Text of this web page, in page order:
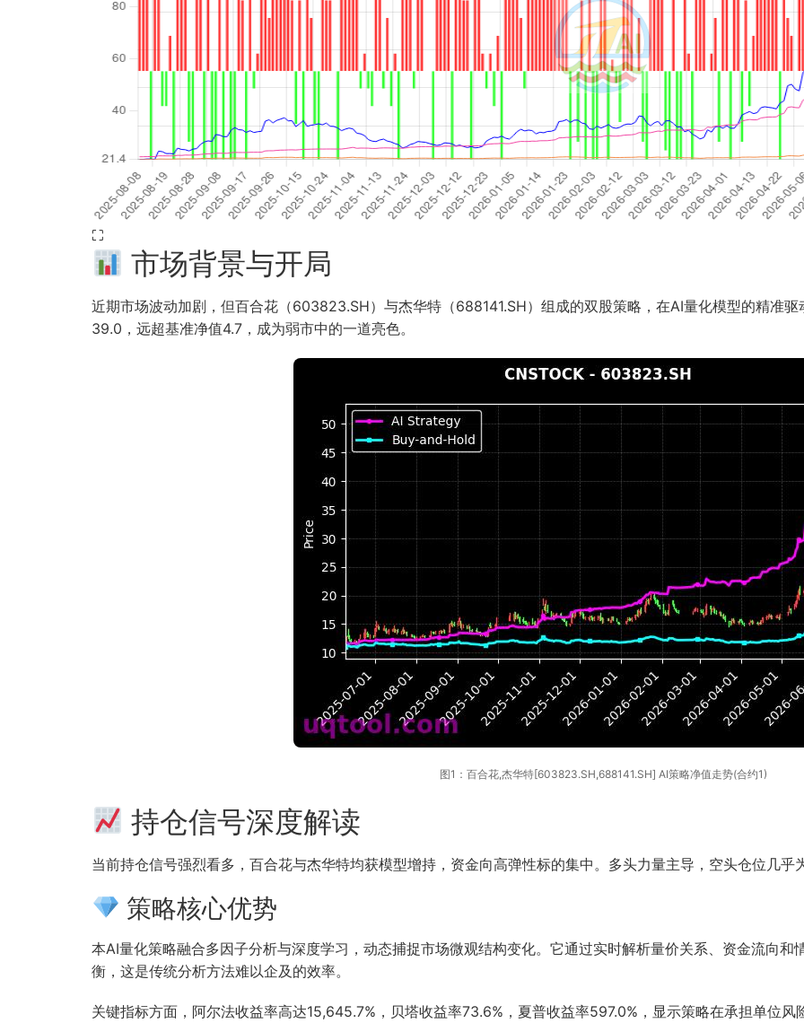
⛶
市场背景与开局
近期市场波动加剧，但百合花（603823.SH）与杰华特（688141.SH）组成的双股策略，在AI量化模型的精准
39.0，远超基准净值4.7，成为弱市中的一道亮色。
图1：百合花,杰华特[603823.SH,688141.SH] AI策略净值走势(合约1)
持仓信号深度解读
当前持仓信号强烈看多，百合花与杰华特均获模型增持，资金向高弹性标的集中。多头力量主导，空头仓位几
策略核心优势
本AI量化策略融合多因子分析与深度学习，动态捕捉市场微观结构变化。它通过实时解析量价关系、资金流向
衡，这是传统分析方法难以企及的效率。
关键指标方面，阿尔法收益率高达15,645.7%，贝塔收益率73.6%，夏普收益率597.0%，显示策略在承担单位